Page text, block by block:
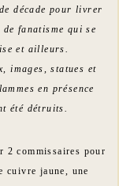
décade pour livrer
fanatisme qui se
et ailleurs.
images, statues et
en présence
été détruits.
2 commissaires pour
cuivre jaune, une